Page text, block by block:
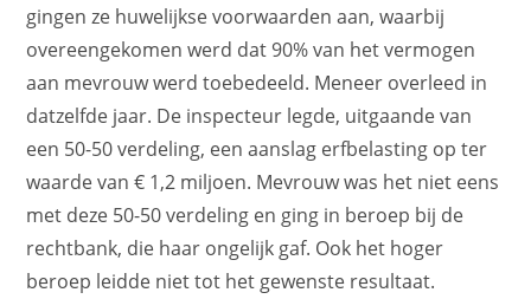
gingen ze huwelijkse voorwaarden aan, waarbij
overeengekomen werd dat 90% van het vermogen
aan mevrouw werd toebedeeld. Meneer overleed in
datzelfde jaar. De inspecteur legde, uitgaande van
een 50-50 verdeling, een aanslag erfbelasting op ter
waarde van € 1,2 miljoen. Mevrouw was het niet eens
met deze 50-50 verdeling en ging in beroep bij de
rechtbank, die haar ongelijk gaf. Ook het hoger
beroep leidde niet tot het gewenste resultaat.